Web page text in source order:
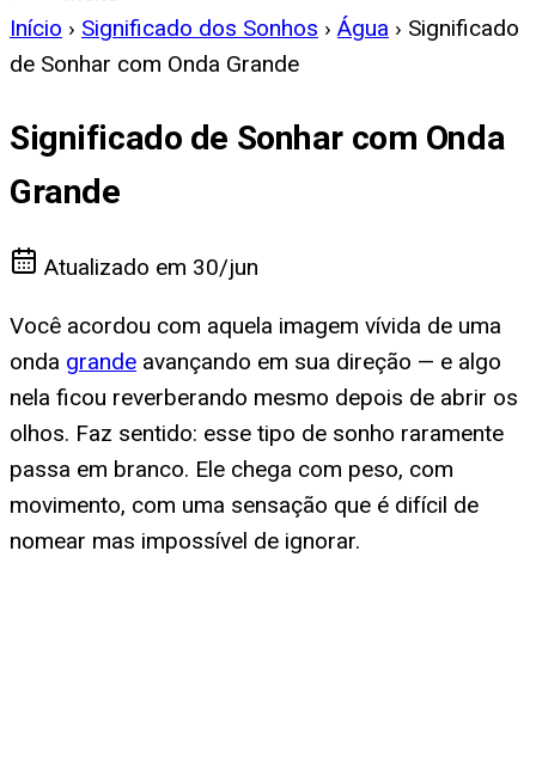
Início › Significado dos Sonhos › Água › Significado
de Sonhar com Onda Grande
Significado de Sonhar com Onda
Grande
Atualizado em 30/jun
Você acordou com aquela imagem vívida de uma
onda grande avançando em sua direção — e algo
nela ficou reverberando mesmo depois de abrir os
olhos. Faz sentido: esse tipo de sonho raramente
passa em branco. Ele chega com peso, com
movimento, com uma sensação que é difícil de
nomear mas impossível de ignorar.